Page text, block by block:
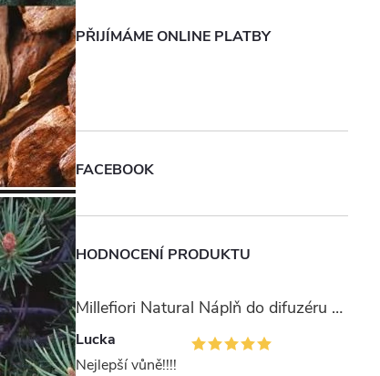
PŘIJÍMÁME ONLINE PLATBY
FACEBOOK
HODNOCENÍ PRODUKTU
Millefiori Natural Náplň do difuzéru 250ml/Ambra & Rosa
Lucka
Nejlepší vůně!!!!